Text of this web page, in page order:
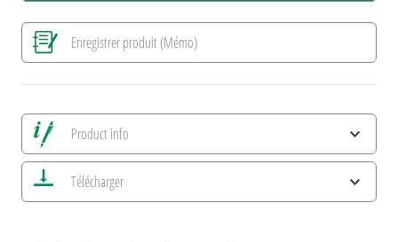
Enregistrer produit (Mémo)
Product info
Alle Ansichten speichern
Enregistrer image actuelle
Informations d'impression
Télécharger